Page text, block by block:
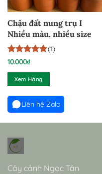
Chậu đất nung trụ I
Nhiều màu, nhiều size
5trên 5
1
đánh giá
(1)
10.000₫
Xem Hàng
Liên hệ Zalo
Cây cảnh Ngọc Tân